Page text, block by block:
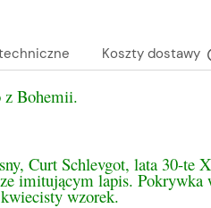
Koszty dostawy
z Bohemii.
Curt Schlevgot, lata 30-te
imitującym lapis. Pokrywka
wzorek.